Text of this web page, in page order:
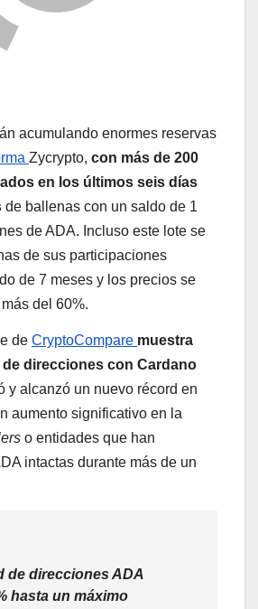
acumulando enormes reservas
Zycrypto, con más de 200
en los últimos seis días
de ballenas con un saldo de 1
de ADA. Incluso este lote se
de sus participaciones
de 7 meses y los precios se
del 60%.
de CryptoCompare muestra
direcciones con Cardano
y alcanzó un nuevo récord en
aumento significativo en la
o entidades que han
intactas durante más de un
de direcciones ADA
hasta un máximo